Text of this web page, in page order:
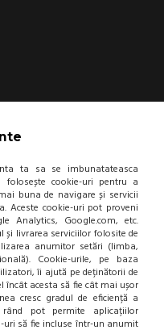
ta sa se imbunatateasca
folosește cookie-uri pentru a
buna de navigare și servicii
Aceste cookie-uri pot proveni
Analytics, Google.com, etc.
și livrarea serviciilor folosite de
anumitor setări (limba,
Cookie-urile, pe baza
îi ajută pe deținătorii de
încât acesta să fie cât mai ușor
cresc gradul de eficiență a
pot permite aplicațiilor
să fie incluse într-un anumit